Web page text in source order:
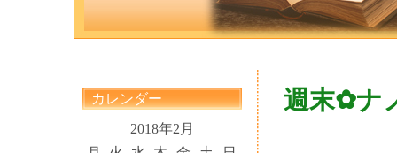
カレンダー
2018年2月
週末✿ナ